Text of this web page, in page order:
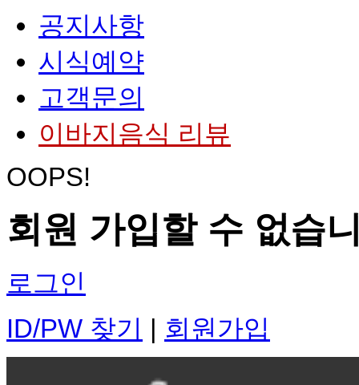
공지사항
시식예약
고객문의
이바지음식 리뷰
OOPS!
회원 가입할 수 없습
로그인
ID/PW 찾기 | 회원가입